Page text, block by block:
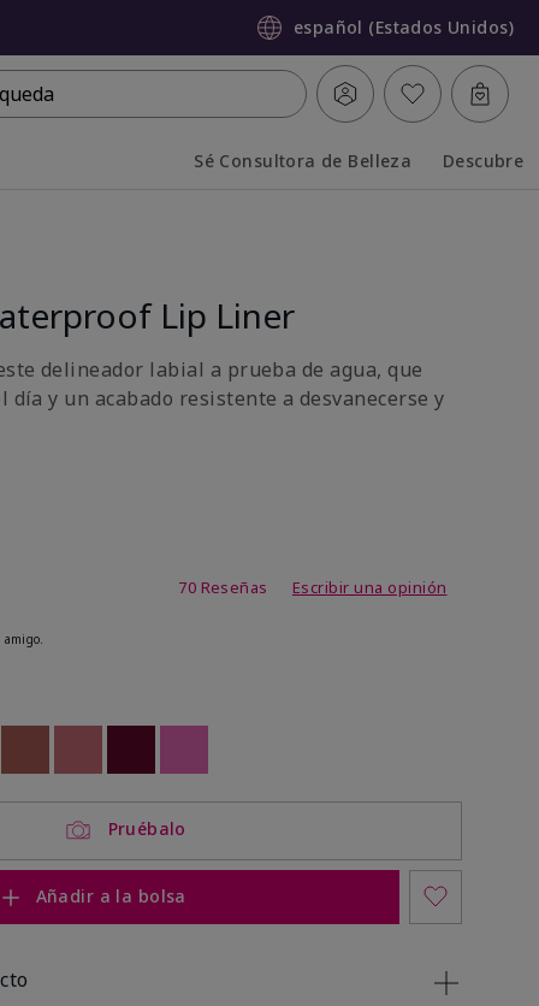
español (Estados Unidos)
Sé Consultora de Belleza Descubre
Lip Liner
delineador labial a prueba de agua, que
día y un acabado resistente a desvanecerse y
5 de 5
70 Reseñas Escribir una opinión
Pruébalo
Añadir a la bolsa